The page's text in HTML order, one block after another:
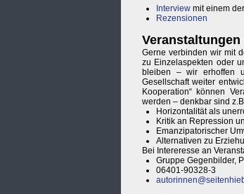
Interview mit einem
Rezensionen
Gerne verbinden wir mit
zu Einzelaspekten oder
bleiben – wir erhoffen
Gesellschaft weiter
Kooperation“ können
werden – denkbar sind
Horizontalität als
Kritik an Repression
Emanzipatorischer
Alternativen zu
Bei Intereresse an
Gruppe Gegenbilder,
06401-90328-3